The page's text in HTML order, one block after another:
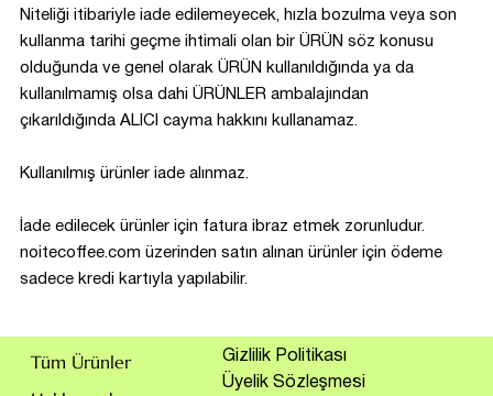
Niteliği itibariyle iade edilemeyecek, hızla bozulma veya son
kullanma tarihi geçme ihtimali olan bir ÜRÜN söz konusu
olduğunda ve genel olarak ÜRÜN kullanıldığında ya da
kullanılmamış olsa dahi ÜRÜNLER ambalajından
çıkarıldığında ALICI cayma hakkını kullanamaz.
Kullanılmış ürünler iade alınmaz.
İade edilecek ürünler için fatura ibraz etmek zorunludur.
noitecoffee.com üzerinden satın alınan ürünler için ödeme
sadece kredi kartıyla yapılabilir.
Tüm Ürünler
Gizlilik Politikası
Üyelik Sözleşmesi